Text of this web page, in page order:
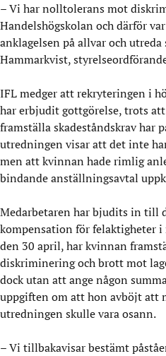
– Vi har nolltolerans mot
Handelshögskolan och därför
anklagelsen på allvar och
Hammarkvist,
IFL medger att rekryteringen i
har erbjudit gottgörelse, trots
framställa skadeståndskrav har
utredningen visar att det inte
men att kvinnan hade rimlig
bindande anställningsavtal
Medarbetaren har bjudits in till
kompensation för felaktigheter i
den 30 april, har kvinnan
diskriminering och brott mot
dock utan att ange någon
uppgiften om att hon avböjt att
utredningen skulle vara osann.
– Vi tillbakavisar bestämt